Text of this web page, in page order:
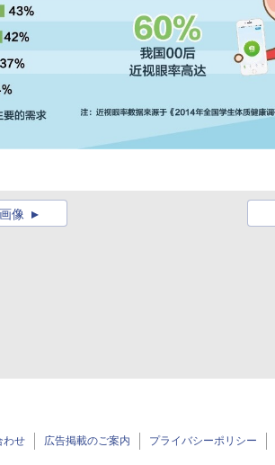
像
わせ 広告掲載のご案内 プライバシーポリシー